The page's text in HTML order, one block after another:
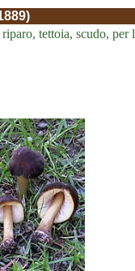
tettoia, scudo,